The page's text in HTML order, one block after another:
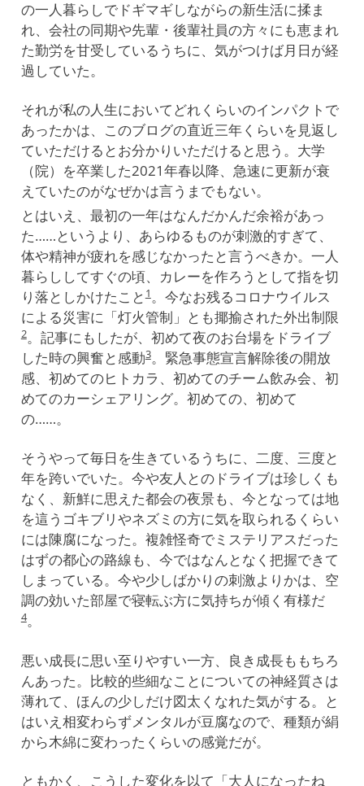
の一人暮らしでドギマギしながらの新生活に揉ま
れ、会社の同期や先輩・後輩社員の方々にも恵まれ
た勤労を甘受しているうちに、気がつけば月日が経
過していた。
それが私の人生においてどれくらいのインパクトで
あったかは、このブログの直近三年くらいを見返し
ていただけるとお分かりいただけると思う。大学
（院）を卒業した2021年春以降、急速に更新が衰
えていたのがなぜかは言うまでもない。
とはいえ、最初の一年はなんだかんだ余裕があっ
た……というより、あらゆるものが刺激的すぎて、
体や精神が疲れを感じなかったと言うべきか。一人
暮らししてすぐの頃、カレーを作ろうとして指を切
り落としかけたこと1。今なお残るコロナウイルス
による災害に「灯火管制」とも揶揄された外出制限
2。記事にもしたが、初めて夜のお台場をドライブ
した時の興奮と感動3。緊急事態宣言解除後の開放
感、初めてのヒトカラ、初めてのチーム飲み会、初
めてのカーシェアリング。初めての、初めて
の……。
そうやって毎日を生きているうちに、二度、三度と
年を跨いでいた。今や友人とのドライブは珍しくも
なく、新鮮に思えた都会の夜景も、今となっては地
を這うゴキブリやネズミの方に気を取られるくらい
には陳腐になった。複雑怪奇でミステリアスだった
はずの都心の路線も、今ではなんとなく把握できて
しまっている。今や少しばかりの刺激よりかは、空
調の効いた部屋で寝転ぶ方に気持ちが傾く有様だ
4。
悪い成長に思い至りやすい一方、良き成長ももちろ
んあった。比較的些細なことについての神経質さは
薄れて、ほんの少しだけ図太くなれた気がする。と
はいえ相変わらずメンタルが豆腐なので、種類が絹
から木綿に変わったくらいの感覚だが。
ともかく、こうした変化を以て「大人になったね